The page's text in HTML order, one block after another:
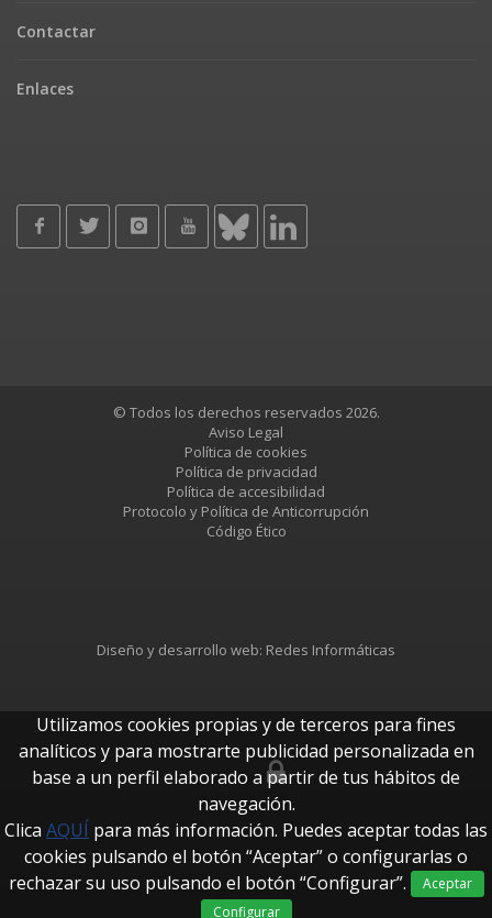
Contactar
Enlaces
© Todos los derechos reservados 2026.
Aviso Legal
Política de cookies
Política de privacidad
Política de accesibilidad
Protocolo y Política de Anticorrupción
Código Ético
Diseño y desarrollo web: Redes Informáticas
btUpdate
Utilizamos cookies propias y de terceros para fines
analíticos y para mostrarte publicidad personalizada en
base a un perfil elaborado a partir de tus hábitos de
navegación.
Clica AQUÍ para más información. Puedes aceptar todas las
cookies pulsando el botón “Aceptar” o configurarlas o
rechazar su uso pulsando el botón “Configurar”.
Aceptar
Configurar